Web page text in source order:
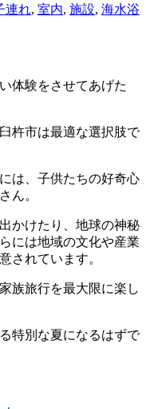
連れ, 室内, 施設, 海水浴
体験をさせてあげた
杵市は最適な選択肢で
は、子供たちの好奇心
ん。
かけたり、地球の神秘
には地域の文化や産業
されています。
族旅行を最大限に楽し
特別な夏になるはずで